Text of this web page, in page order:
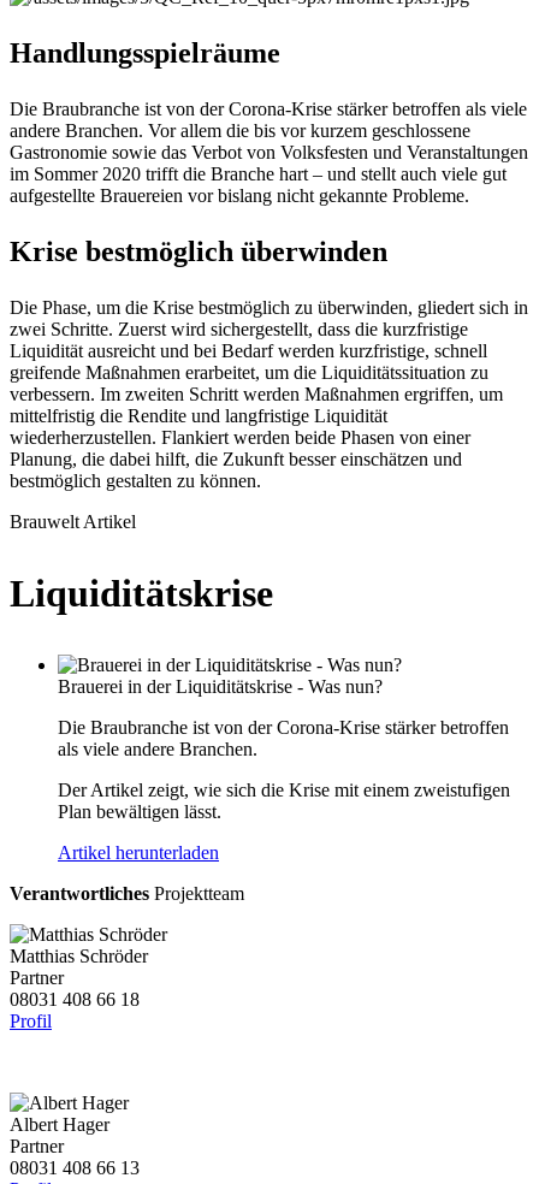
Handlungsspielräume
Die Braubranche ist von der Corona-Krise stärker betroffen als viele
andere Branchen. Vor allem die bis vor kurzem geschlossene
Gastronomie sowie das Verbot von Volksfesten und Veranstaltungen
im Sommer 2020 trifft die Branche hart – und stellt auch viele gut
aufgestellte Brauereien vor bislang nicht gekannte Probleme.
Krise bestmöglich überwinden
Die Phase, um die Krise bestmöglich zu überwinden, gliedert sich in
zwei Schritte. Zuerst wird sichergestellt, dass die kurzfristige
Liquidität ausreicht und bei Bedarf werden kurzfristige, schnell
greifende Maßnahmen erarbeitet, um die Liquiditätssituation zu
verbessern. Im zweiten Schritt werden Maßnahmen ergriffen, um
mittelfristig die Rendite und langfristige Liquidität
wiederherzustellen. Flankiert werden beide Phasen von einer
Planung, die dabei hilft, die Zukunft besser einschätzen und
bestmöglich gestalten zu können.
Brauwelt Artikel
Liquiditätskrise
Brauerei in der Liquiditätskrise - Was nun?
Die Braubranche ist von der Corona-Krise stärker betroffen
als viele andere Branchen.
Der Artikel zeigt, wie sich die Krise mit einem zweistufigen
Plan bewältigen lässt.
Artikel herunterladen
Verantwortliches Projektteam
Matthias Schröder
Partner
08031 408 66 18
Profil
Albert Hager
Partner
08031 408 66 13